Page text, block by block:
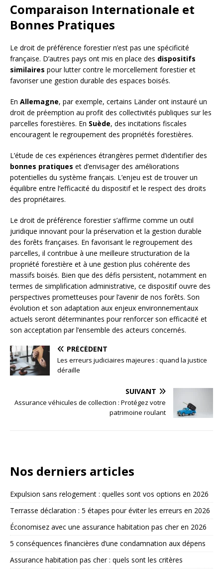
Comparaison Internationale et
Bonnes Pratiques
Le droit de préférence forestier n’est pas une spécificité
française. D’autres pays ont mis en place des dispositifs
similaires pour lutter contre le morcellement forestier et
favoriser une gestion durable des espaces boisés.
En Allemagne, par exemple, certains Länder ont instauré un
droit de préemption au profit des collectivités publiques sur les
parcelles forestières. En Suède, des incitations fiscales
encouragent le regroupement des propriétés forestières.
L’étude de ces expériences étrangères permet d’identifier des
bonnes pratiques et d’envisager des améliorations
potentielles du système français. L’enjeu est de trouver un
équilibre entre l’efficacité du dispositif et le respect des droits
des propriétaires.
Le droit de préférence forestier s’affirme comme un outil
juridique innovant pour la préservation et la gestion durable
des forêts françaises. En favorisant le regroupement des
parcelles, il contribue à une meilleure structuration de la
propriété forestière et à une gestion plus cohérente des
massifs boisés. Bien que des défis persistent, notamment en
termes de simplification administrative, ce dispositif ouvre des
perspectives prometteuses pour l’avenir de nos forêts. Son
évolution et son adaptation aux enjeux environnementaux
actuels seront déterminantes pour renforcer son efficacité et
son acceptation par l’ensemble des acteurs concernés.
PRÉCÉDENT
Les erreurs judiciaires majeures : quand la justice
déraille
SUIVANT
Assurance véhicules de collection : Protégez votre
patrimoine roulant
Nos derniers articles
Expulsion sans relogement : quelles sont vos options en 2026
Terrasse déclaration : 5 étapes pour éviter les erreurs en 2026
Économisez avec une assurance habitation pas cher en 2026
5 conséquences financières d’une condamnation aux dépens
Assurance habitation pas cher : quels sont les critères